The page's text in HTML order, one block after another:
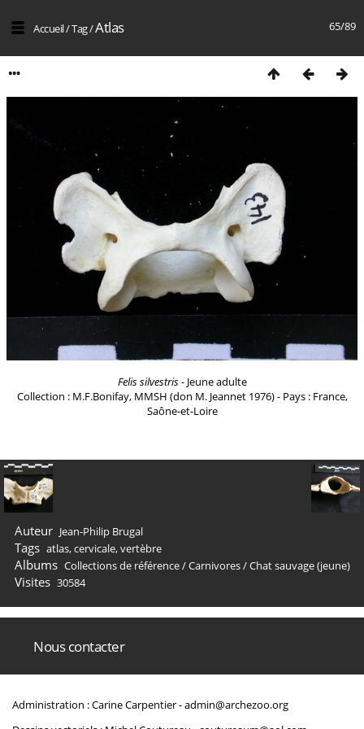
65/89
Accueil/Tag/Atlas
Felis silvestris- Jeune adulte
Collection : M.F.Bonifay, MMSH (don M. Jeannet 1976) - Pays : France,
Saône-et-Loire
Auteur Jean-Philip Brugal
Tags atlas,cervicale,vertèbre
Albums Collections de référence/Carnivores/Chat sauvage (jeune)
Visites 30584
Nous contacter
Administration : Carine Carpentier -admin@archezoo.org